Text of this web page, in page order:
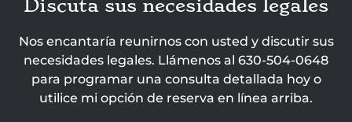
Discuta sus necesidades legales
Nos encantaría reunirnos con usted y discutir sus
necesidades legales. Llámenos al 630-504-0648
para programar una consulta detallada hoy o
utilice mi opción de reserva en línea arriba.